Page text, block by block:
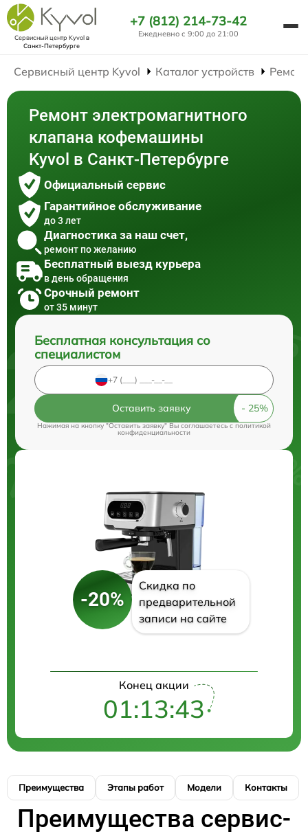
Сервисный центр Kyvolв
Санкт-Петербурге
+7 (812) 214-73-42
Ежедневно с 9:00 до 21:00
Сервисный центр Kyvol Каталог устройств
Ремонт электромагнитного
клапана кофемашины
Kyvol в Санкт-Петербурге
Официальный сервис
Гарантийное обслуживание
до 3 лет
Диагностика за наш счет,
ремонт по желанию
Бесплатный выезд курьера
в день обращения
Срочный ремонт
от 35 минут
Бесплатная консультация со
специалистом
Оставить заявку
Нажимая на кнопку "Оставить заявку" Вы соглашаетесь cполитикой
конфиденциальности
-20%
Скидка по
предварительной
записи на сайте
Конец акции
01:13:42
Преимущества Этапы работ Модели Контакты
Преимущества сервис-